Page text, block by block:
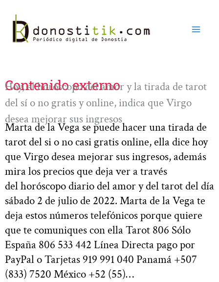
contenido
Contenido externo
Hoy, el horóscopo del amor y la tirada de tarot
del sí o no gratis y online, indica que Virgo
desea mejorar sus ingresos
Marta de la Vega se puede hacer una tirada de
tarot del si o no casi gratis online, ella dice hoy
que Virgo desea mejorar sus ingresos, además
mira los precios que deja ver a través
del horóscopo diario del amor y del tarot del día
sábado 2 de julio de 2022. Marta de la Vega te
deja estos números telefónicos porque quiere
que te comuniques con ella Tarot 806 Sólo
España 806 533 442 Línea Directa pago por
PayPal o Tarjetas 919 991 040 Panamá +507
(833) 7520 México +52 (55)…